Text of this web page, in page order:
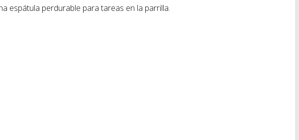
espátula perdurable para tareas en la parrilla.